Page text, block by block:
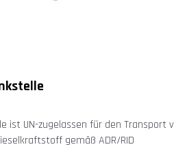
ist UN-zugelassen für den Transport
gemäß ADR/RID